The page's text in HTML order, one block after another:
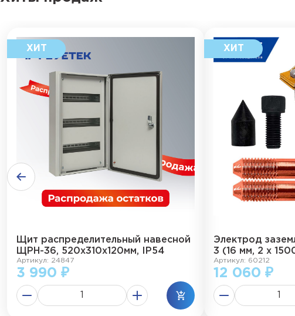
Щит распределительный навесной
ЩРН-36, 520х310х120мм, IP54
Артикул: 24847
3 990 ₽
Электрод
3 (16 мм, 2 х
Артикул: 60212
12 060 ₽